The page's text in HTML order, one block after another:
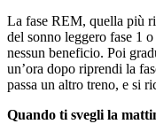
La fase REM, quella più
del sonno leggero fase 1
nessun beneficio. Poi
un’ora dopo riprendi la
passa un altro treno, e si
Quando ti svegli la